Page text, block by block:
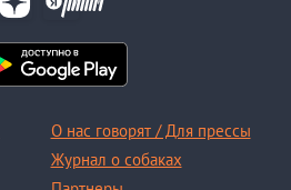
О нас говорят / Для прессы
Журнал о собаках